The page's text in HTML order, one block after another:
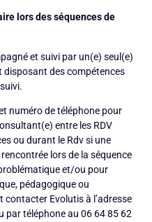
lors des séquences de
et suivi par un(e) seul(e)
des compétences
numéro de téléphone pour
entre les RDV
ou durant le Rdv si une
lors de la séquence
et/ou pour
pédagogique ou
Evolutis à l’adresse
téléphone au 06 64 85 62